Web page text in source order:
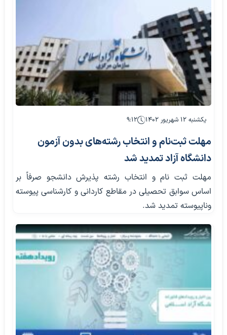
یکشنبه ۱۲ شهریور ۱۴۰۲ ۹:۱۲
مهلت ثبت‌نام و انتخاب رشته‌های بدون آزمون
دانشگاه آزاد تمدید شد
مهلت ثبت نام و انتخاب رشته پذیرش دانشجو صرفاً بر
اساس سوابق تحصیلی در مقاطع کاردانی و کارشناسی پیوسته
وناپیوسته تمدید شد.